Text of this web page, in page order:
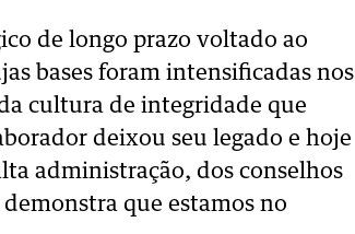
de longo prazo voltado ao
bases foram intensificadas nos
cultura de integridade que
deixou seu legado e hoje
administração, dos conselhos
que estamos no